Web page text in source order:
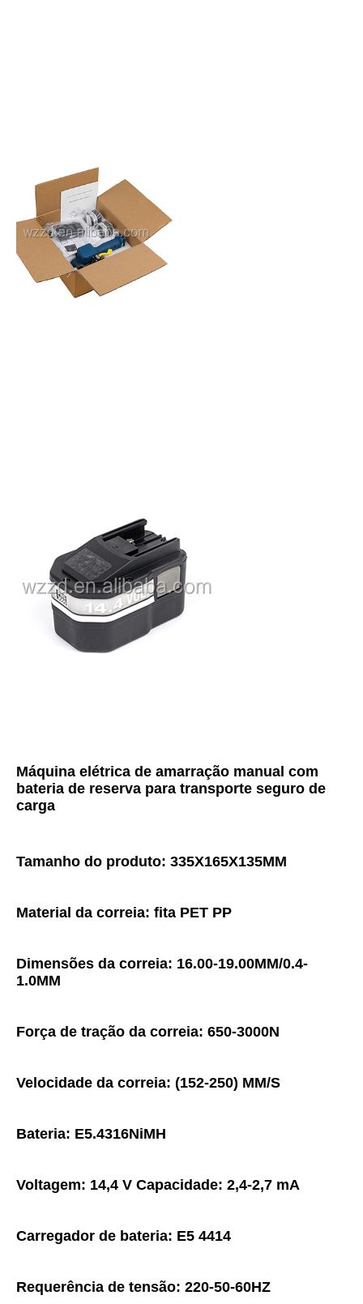
Máquina elétrica de amarração manual com
bateria de reserva para transporte seguro de
carga
Tamanho do produto: 335X165X135MM
Material da correia: fita PET PP
Dimensões da correia: 16.00-19.00MM/0.4-
1.0MM
Força de tração da correia: 650-3000N
Velocidade da correia: (152-250) MM/S
Bateria: E5.4316NiMH
Voltagem: 14,4 V Capacidade: 2,4-2,7 mA
Carregador de bateria: E5 4414
Requerência de tensão: 220-50-60HZ